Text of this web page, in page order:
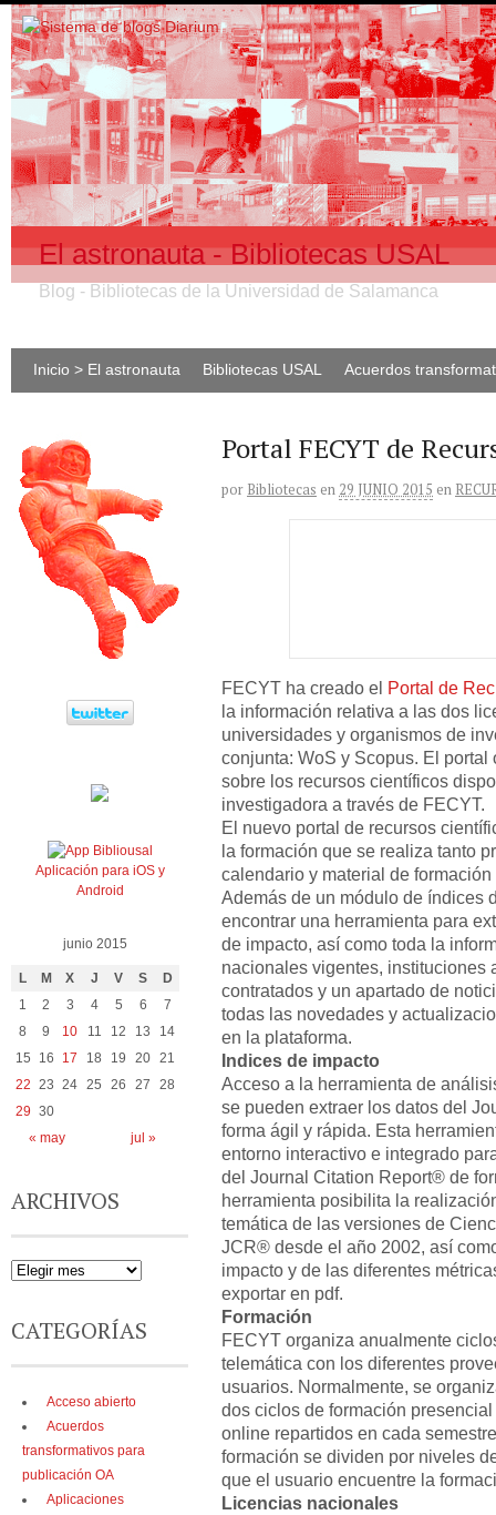
El astronauta - Bibliotecas USAL
Blog - Bibliotecas de la Universidad de Salamanca
Inicio > El astronauta Bibliotecas USAL Acuerdos
Portal FECYT de
por Bibliotecas en 29 JUNIO 2015 en
FECYT ha creado el Portal de
la información relativa a las dos
universidades y organismos de
conjunta: WoS y Scopus. El
sobre los recursos científicos
investigadora a través de FECYT.
El nuevo portal de recursos
la formación que se realiza tanto
calendario y material de
Además de un módulo de índices
encontrar una herramienta para
de impacto, así como toda la
nacionales vigentes, instituciones
contratados y un apartado de
todas las novedades y
en la plataforma.
Indices de impacto
Acceso a la herramienta de
se pueden extraer los datos del
forma ágil y rápida. Esta
entorno interactivo e integrado
del Journal Citation Report® de
herramienta posibilita la
temática de las versiones de
JCR® desde el año 2002, así
impacto y de las diferentes
exportar en pdf.
Formación
FECYT organiza anualmente
telemática con los diferentes
usuarios. Normalmente, se
dos ciclos de formación
online repartidos en cada
formación se dividen por niveles
que el usuario encuentre la
Licencias nacionales
Aplicación para iOS y
Android
junio 2015
L M X J V S D
« may jul »
1 2 3 4 5 6
7
8
9 10 11 12 13
14
15
16 17 18 19 20 21
22 23 24 25 26 27
28
29 30
ARCHIVOS
CATEGORÍAS
Acceso abierto
Acuerdos
transformativos para
publicación OA
Aplicaciones